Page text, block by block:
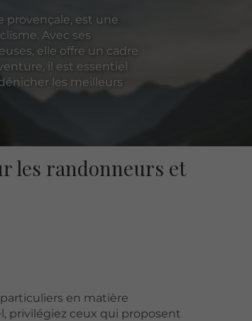
est une
Avec ses
elle offre un cadre
il est essentiel
les meilleurs
les randonneurs et
en matière
privilégiez ceux qui proposent